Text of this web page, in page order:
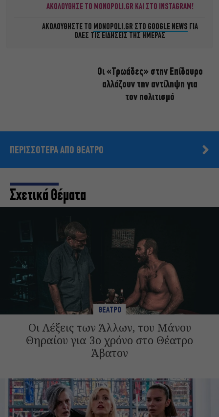
ΑΚΟΛΟΥΘΗΣΕ ΤΟ MONOPOLI.GR ΚΑΙ ΣΤΟ INSTAGRAM!
ΑΚΟΛΟΥΘΗΣΤΕ ΤΟ MONOPOLI.GR ΣΤΟ GOOGLE NEWS ΓΙΑ
ΟΛΕΣ ΤΙΣ ΕΙΔΗΣΕΙΣ ΤΗΣ ΗΜΕΡΑΣ
Οι «Τρωάδες» στην Επίδαυρο
αλλάζουν την αντίληψη για
τον πολιτισμό
ΠΕΡΙΣΣΟΤΕΡΑ ΑΠΟ ΘΕΑΤΡΟ
Σχετικά Θέματα
ΘΕΑΤΡΟ
Οι Λέξεις των Άλλων, του Μάνου
Θηραίου για 3ο χρόνο στο Θέατρο
Άβατον